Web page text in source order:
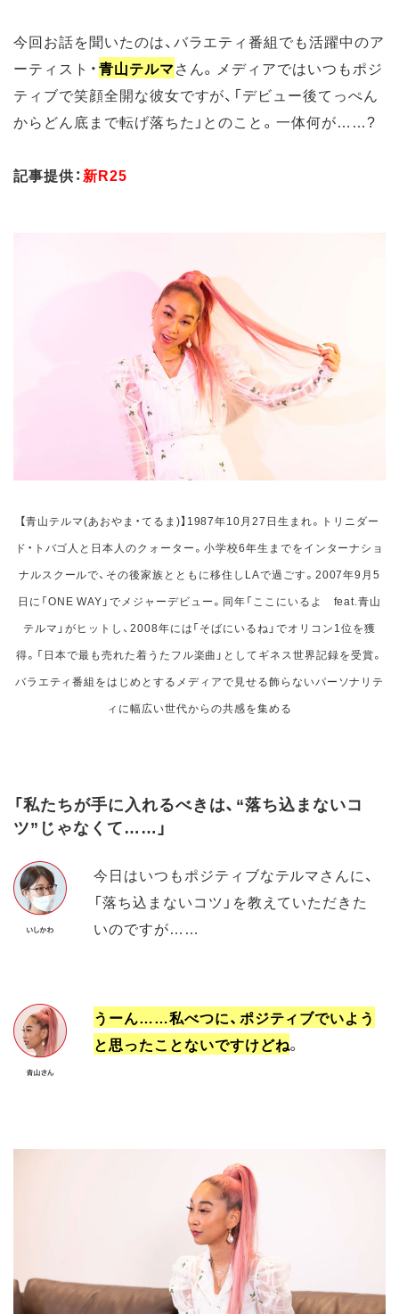
今回お話を聞いたのは、バラエティ番組でも活躍中のア
ーティスト・青山テルマさん。メディアではいつもポジ
ティブで笑顔全開な彼女ですが、「デビュー後てっぺん
からどん底まで転げ落ちた」とのこと。一体何が……?
記事提供：新R25
【青山テルマ(あおやま・てるま)】1987年10月27日生まれ。トリニダー
ド・トバゴ人と日本人のクォーター。小学校6年生までをインターナショ
ナルスクールで、その後家族とともに移住しLAで過ごす。2007年9月5
日に「ONE WAY」でメジャーデビュー。同年「ここにいるよ feat.青山
テルマ」がヒットし、2008年には「そばにいるね」でオリコン1位を獲
得。「日本で最も売れた着うたフル楽曲」としてギネス世界記録を受賞。
バラエティ番組をはじめとするメディアで見せる飾らないパーソナリテ
ィに幅広い世代からの共感を集める
「私たちが手に入れるべきは、“落ち込まないコ
ツ”じゃなくて……」
今日はいつもポジティブなテルマさんに、
「落ち込まないコツ」を教えていただきた
いのですが……
うーん……私べつに、ポジティブでいよう
と思ったことないですけどね。